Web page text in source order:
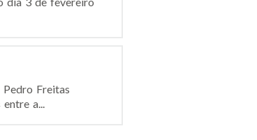
Freitas
a...